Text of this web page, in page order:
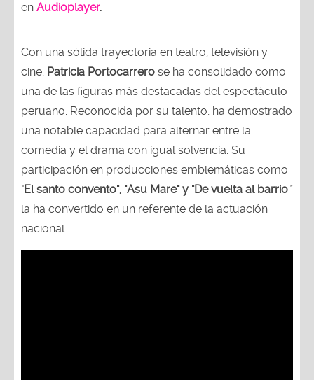
en Audioplayer.
Con una sólida trayectoria en teatro, televisión y
cine, Patricia Portocarrero se ha consolidado como
una de las figuras más destacadas del espectáculo
peruano. Reconocida por su talento, ha demostrado
una notable capacidad para alternar entre la
comedia y el drama con igual solvencia. Su
participación en producciones emblemáticas como
"El santo convento", "Asu Mare" y "De vuelta al barrio"
la ha convertido en un referente de la actuación
nacional.